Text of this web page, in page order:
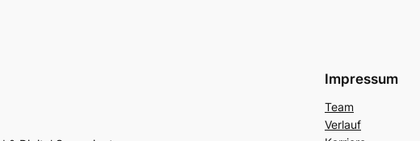
Impressum
Team
Verlauf